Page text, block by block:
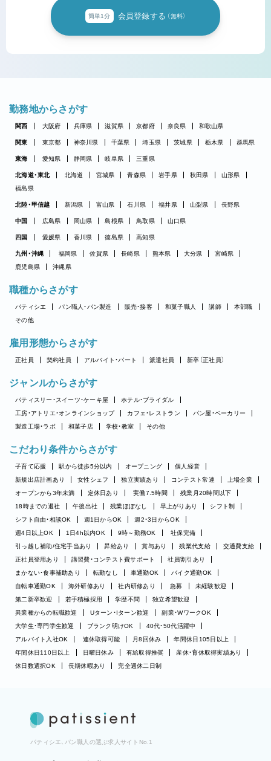
簡単1分 会員登録する （無料）
勤務地からさがす
関西 大阪府 兵庫県 滋賀県 京都府 奈良県 和歌山県
関東 東京都 神奈川県 千葉県 埼玉県 茨城県 栃木県 群馬県
東海 愛知県 静岡県 岐阜県 三重県
北海道・東北 北海道 宮城県 青森県 岩手県 秋田県
山形県
福島県
北陸・甲信越 新潟県 富山県 石川県 福井県 山梨県 長野県
中国 広島県 岡山県 島根県 鳥取県 山口県
四国 愛媛県 香川県 徳島県 高知県
九州・沖縄 福岡県 佐賀県 長崎県 熊本県 大分県
宮崎県
鹿児島県
沖縄県
職種からさがす
パティシエ パン職人・パン製造 販売・接客 和菓子職人 講師
本部職
その他
雇用形態からさがす
正社員 契約社員 アルバイト・パート 派遣社員 新卒（正社員）
ジャンルからさがす
パティスリー・スイーツ・ケーキ屋
ホテル・ブライダル
工房・アトリエ・オンラインショップ
カフェ・レストラン
パン屋・ベーカリー
製造工場・ラボ
和菓子店 学校・教室 その他
こだわり条件からさがす
子育て応援 駅から徒歩5分以内 オープニング
個人経営
新規出店計画あり
女性シェフ 独立実績あり コンテスト常連
上場企業
オープンから3年未満
定休日あり 実働7.5時間
残業月20時間以下
18時までの退社
午後出社 残業ほぼなし 早上がりあり
シフト制
シフト自由・相談OK
週1日からOK
週2・3日からOK
週4日以上OK
1日4h以内OK 9時～勤務OK
社保完備
引っ越し補助/住宅手当あり
昇給あり 賞与あり 残業代支給
交通費支給
正社員登用あり
講習費・コンテスト費サポート
社員割引あり
まかない・食事補助あり
転勤なし 車通勤OK
バイク通勤OK
自転車通勤OK
海外研修あり 社内研修あり 急募
未経験歓迎
第二新卒歓迎
若手積極採用 学歴不問
独立希望歓迎
異業種からの転職歓迎
Uターン・Iターン歓迎
副業・WワークOK
大学生・専門学生歓迎
ブランク明けOK
40代・50代活躍中
アルバイト入社OK
連休取得可能 月8回休み
年間休日105日以上
年間休日110日以上
日曜日休み 有給取得推奨
産休・育休取得実績あり
休日数選択OK
長期休暇あり 完全週休二日制
パティシエ、パン職人の選ぶ求人サイトNo.1